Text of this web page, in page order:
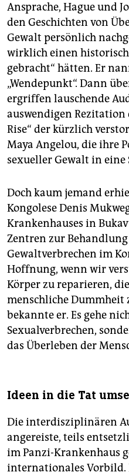
Ansprache, Hague und
den Geschichten von
Gewalt persönlich
wirklich einen
gebracht“ hätten. Er
„Wendepunkt“. Dann
ergriffen lauschende
auswendigen Rezitation
Rise“ der kürzlich
Maya Angelou, die ihre
sexueller Gewalt in eine
Doch kaum jemand
Kongolese Denis
Krankenhauses in
Zentren zur
Gewaltverbrechen im
Hoffnung, wenn wir
Körper zu reparieren,
menschliche Dummheit
bekannte er. Es gehe
Sexualverbrechen,
das Überleben der
Ideen in die Tat
Die interdisziplinären
angereiste, teils
im Panzi-Krankenhaus
internationales Vorbild.